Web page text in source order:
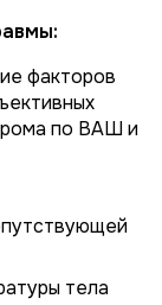
факторов
по ВАШ и
тела